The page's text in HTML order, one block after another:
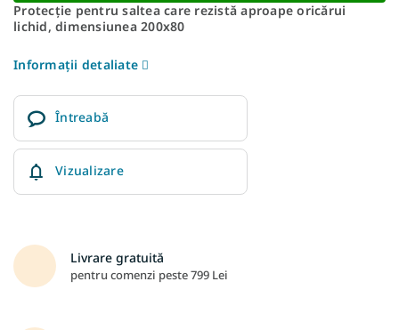
Protecție pentru saltea care rezistă aproape oricărui
lichid, dimensiunea 200x80
Informaţii detaliate
Întreabă
Vizualizare
Livrare gratuită
pentru comenzi peste 799 Lei